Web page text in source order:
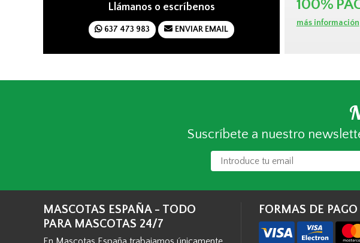
Llámanos o escríbenos
637 473 983 ENVIAR EMAIL
100%
más información
Suscríbete a nuestro
MASCOTAS ESPAÑA - TODO
PARA MASCOTAS 24/7
FORMAS DE PAGO